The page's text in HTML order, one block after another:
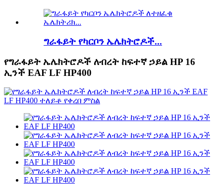
ግራፋይት የካርቦን ኤሌክትሮዶች...
የግራፋይት ኤሌክትሮዶች ለብረት ከፍተኛ ኃይል HP 16
ኢንች EAF LF HP400